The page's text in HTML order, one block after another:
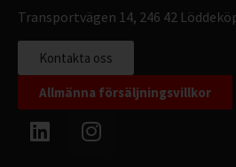
Transportvägen 14, 246 42
Kontakta oss
Allmänna försäljningsvillkor